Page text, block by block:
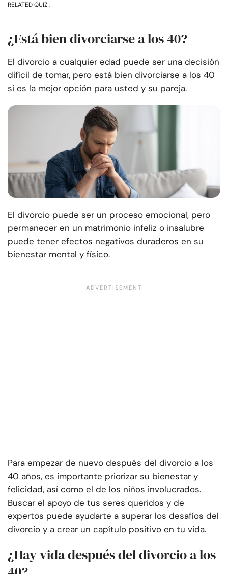
RELATED QUIZ :
¿Está bien divorciarse a los 40?
El divorcio a cualquier edad puede ser una decisión
difícil de tomar, pero está bien divorciarse a los 40
si es la mejor opción para usted y su pareja.
El divorcio puede ser un proceso emocional, pero
permanecer en un matrimonio infeliz o insalubre
puede tener efectos negativos duraderos en su
bienestar mental y físico.
Para empezar de nuevo después del divorcio a los
40 años, es importante priorizar su bienestar y
felicidad, así como el de los niños involucrados.
Buscar el apoyo de tus seres queridos y de
expertos puede ayudarte a superar los desafíos del
divorcio y a crear un capítulo positivo en tu vida.
¿Hay vida después del divorcio a los